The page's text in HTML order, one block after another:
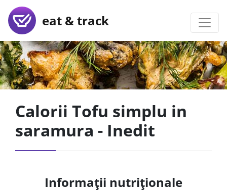
eat & track
Calorii Tofu simplu in
saramura - Inedit
Informații nutriționale